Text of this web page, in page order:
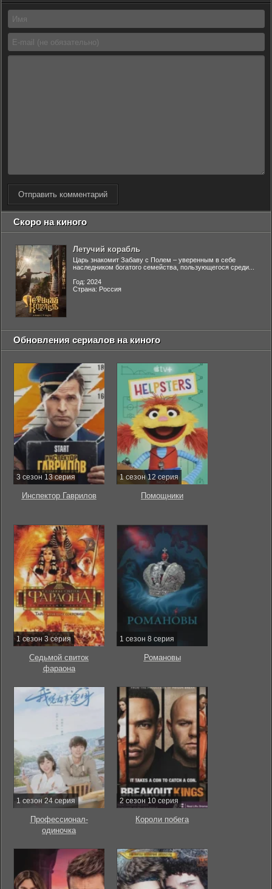
Отправить комментарий
Скоро на киного
Летучий корабль
Царь знакомит Забаву с Полем – уверенным в себе
наследником богатого семейства, пользующегося среди...
Год: 2024
Страна: Россия
Обновления сериалов на киного
3 сезон 13 серия
Инспектор Гаврилов
1 сезон 12 серия
Помощники
1 сезон 3 серия
Седьмой свиток
фараона
1 сезон 8 серия
Романовы
1 сезон 24 серия
Профессионал-
одиночка
2 сезон 10 серия
Короли побега